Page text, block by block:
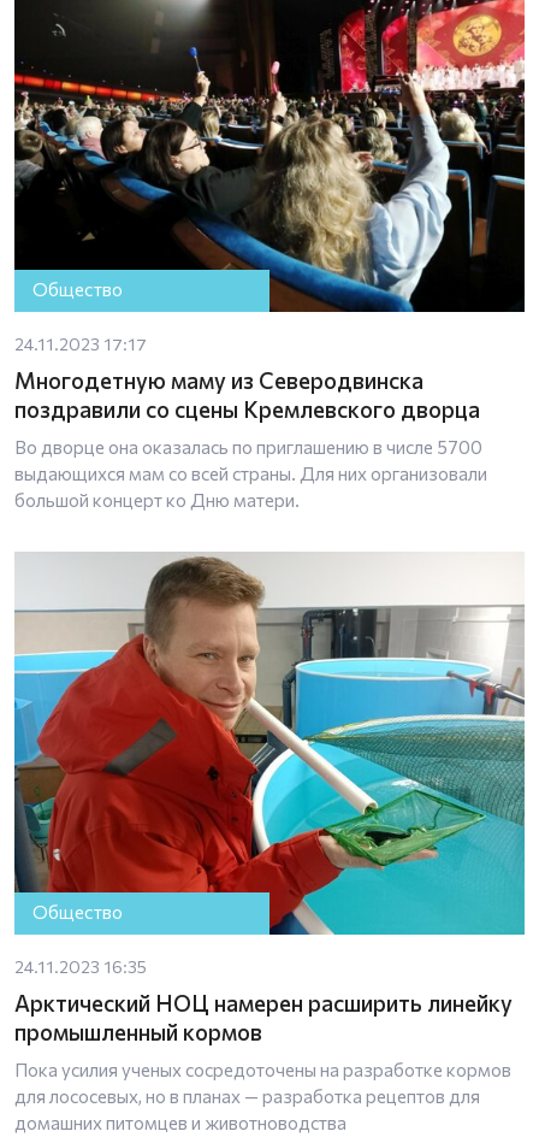
Общество
24.11.2023 17:17
Многодетную маму из Северодвинска
поздравили со сцены Кремлевского дворца
Во дворце она оказалась по приглашению в числе 5700
выдающихся мам со всей страны. Для них организовали
большой концерт ко Дню матери.
Общество
24.11.2023 16:35
Арктический НОЦ намерен расширить линейку
промышленный кормов
Пока усилия ученых сосредоточены на разработке кормов
для лососевых, но в планах — разработка рецептов для
домашних питомцев и животноводства